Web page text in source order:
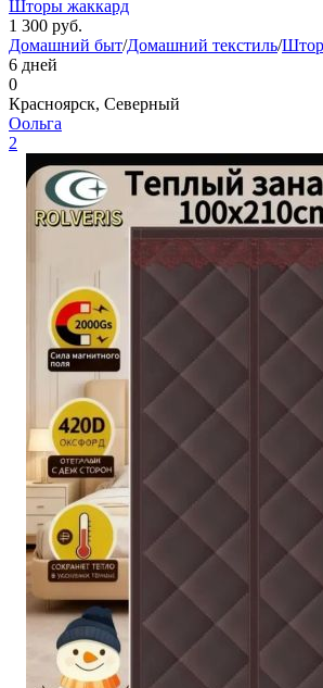
Шторы жаккард
1 300 руб.
Домашний быт/Домашний текстиль/
6 дней
0
Красноярск, Северный
Оольга
2